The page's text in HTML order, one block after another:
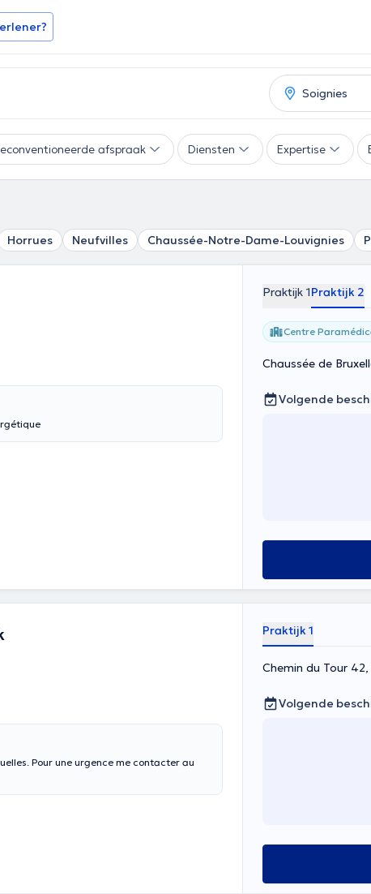
afspraak Diensten Expertise
Horrues Neufvilles Chaussée-Notre-Dame-Louvignies
Praktijk 1Praktijk 2
Centre
Chaussée de
Volgende
Praktijk 1
Chemin du Tour 42,
Volgende